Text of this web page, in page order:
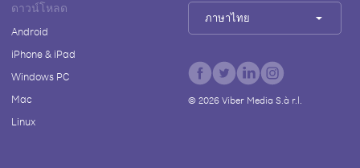
ดาวน์โหลด
Android
iPhone & iPad
Windows PC
Mac
Linux
ภาษาไทย
© 2026Viber Media S.à r.l.